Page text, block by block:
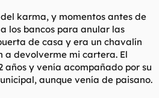
karma, y momentos antes de
los bancos para anular las
de casa y era un chavalín
a devolverme mi cartera. El
años y venía acompañado por su
aunque venía de paisano.